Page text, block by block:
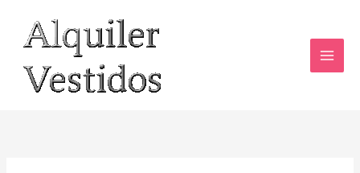
contenido